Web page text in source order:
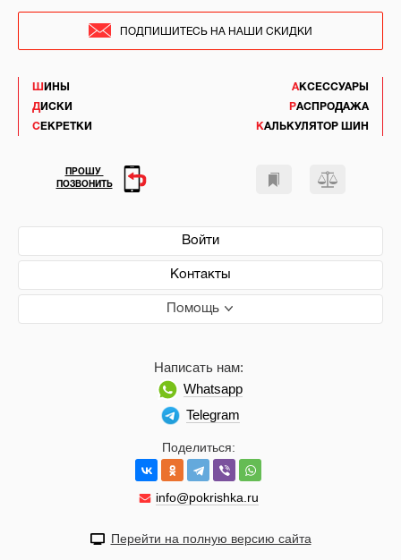
ШИНЫ
ДИСКИ
СЕКРЕТКИ
АКСЕССУАРЫ
РАСПРОДАЖА
КАЛЬКУЛЯТОР ШИН
Войти
Контакты
Помощь
Поделиться:
info@pokrishka.ru
Написать нам:
Whatsapp
Telegram
ПОДПИШИТЕСЬ НА НАШИ СКИДКИ
ПРОШУ
ПОЗВОНИТЬ
Перейти на полную версию сайта